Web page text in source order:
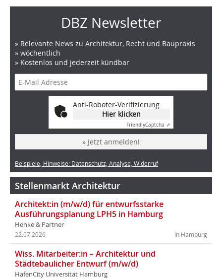
DBZ Newsletter
» Relevante News zu Architektur, Recht und Baupraxis
» wöchentlich
» Kostenlos und jederzeit kündbar
Anti-Roboter-Verifizierung
Hier klicken
FriendlyCaptcha ⇗
» Jetzt anmelden!
Beispiele, Hinweise: Datenschutz, Analyse, Widerruf
Stellenmarkt Architektur
Architekt:in (m/w/d) für entwurfsstarke
Ausführungsplanung LPH5 in Hamburg
Henke & Partner
in Hamburg
22.07.2026
Wiss. Mitarbeiter:in – Architektur und
Städtebaulicher Entwurf (m/w/d)
HafenCity Universität Hamburg